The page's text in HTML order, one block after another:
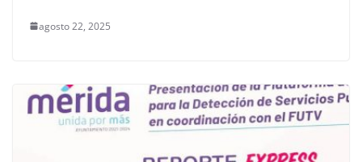
agosto 22, 2025